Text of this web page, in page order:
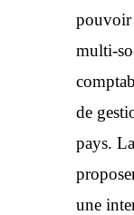
pouvoir
multi-
de
pays.
une